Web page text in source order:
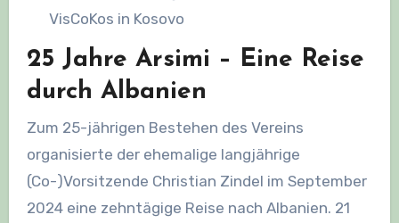
VisCoKos in Kosovo
25 Jahre Arsimi – Eine Reise
durch Albanien
Zum 25-jährigen Bestehen des Vereins
organisierte der ehemalige langjährige
(Co-)Vorsitzende Christian Zindel im September
2024 eine zehntägige Reise nach Albanien. 21